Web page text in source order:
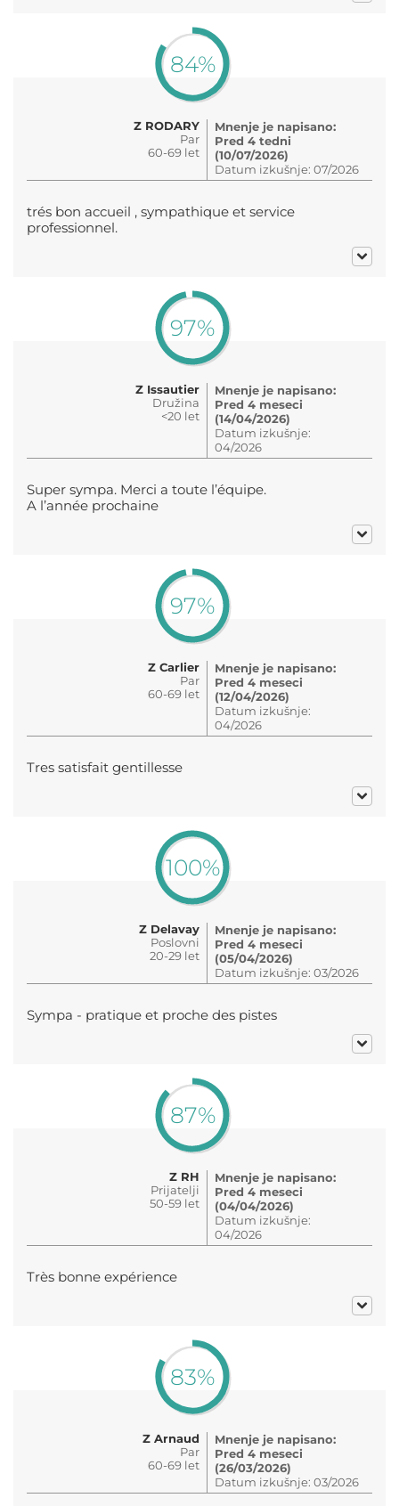
84%
Z RODARY
Par
60-69 let
Mnenje je napisano:
Pred 4 tedni
(10/07/2026)
Datum izkušnje: 07/2026
trés bon accueil , sympathique et service
professionnel.
97%
Z Issautier
Družina
<20 let
Mnenje je napisano:
Pred 4 meseci
(14/04/2026)
Datum izkušnje:
04/2026
Super sympa. Merci a toute l’équipe.
A l’année prochaine
97%
Z Carlier
Par
60-69 let
Mnenje je napisano:
Pred 4 meseci
(12/04/2026)
Datum izkušnje:
04/2026
Tres satisfait gentillesse
100%
Z Delavay
Poslovni
20-29 let
Mnenje je napisano:
Pred 4 meseci
(05/04/2026)
Datum izkušnje: 03/2026
Sympa - pratique et proche des pistes
87%
Z RH
Prijatelji
50-59 let
Mnenje je napisano:
Pred 4 meseci
(04/04/2026)
Datum izkušnje:
04/2026
Très bonne expérience
83%
Z Arnaud
Par
60-69 let
Mnenje je napisano:
Pred 4 meseci
(26/03/2026)
Datum izkušnje: 03/2026